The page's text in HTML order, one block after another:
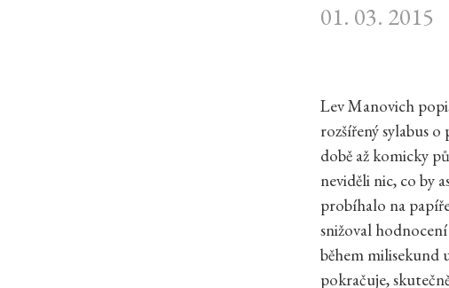
01. 03. 2015
Lev Manovich
rozšířený sylabus
době až komicky
neviděli nic, co by
probíhalo na
snižoval
během milisekund
pokračuje,